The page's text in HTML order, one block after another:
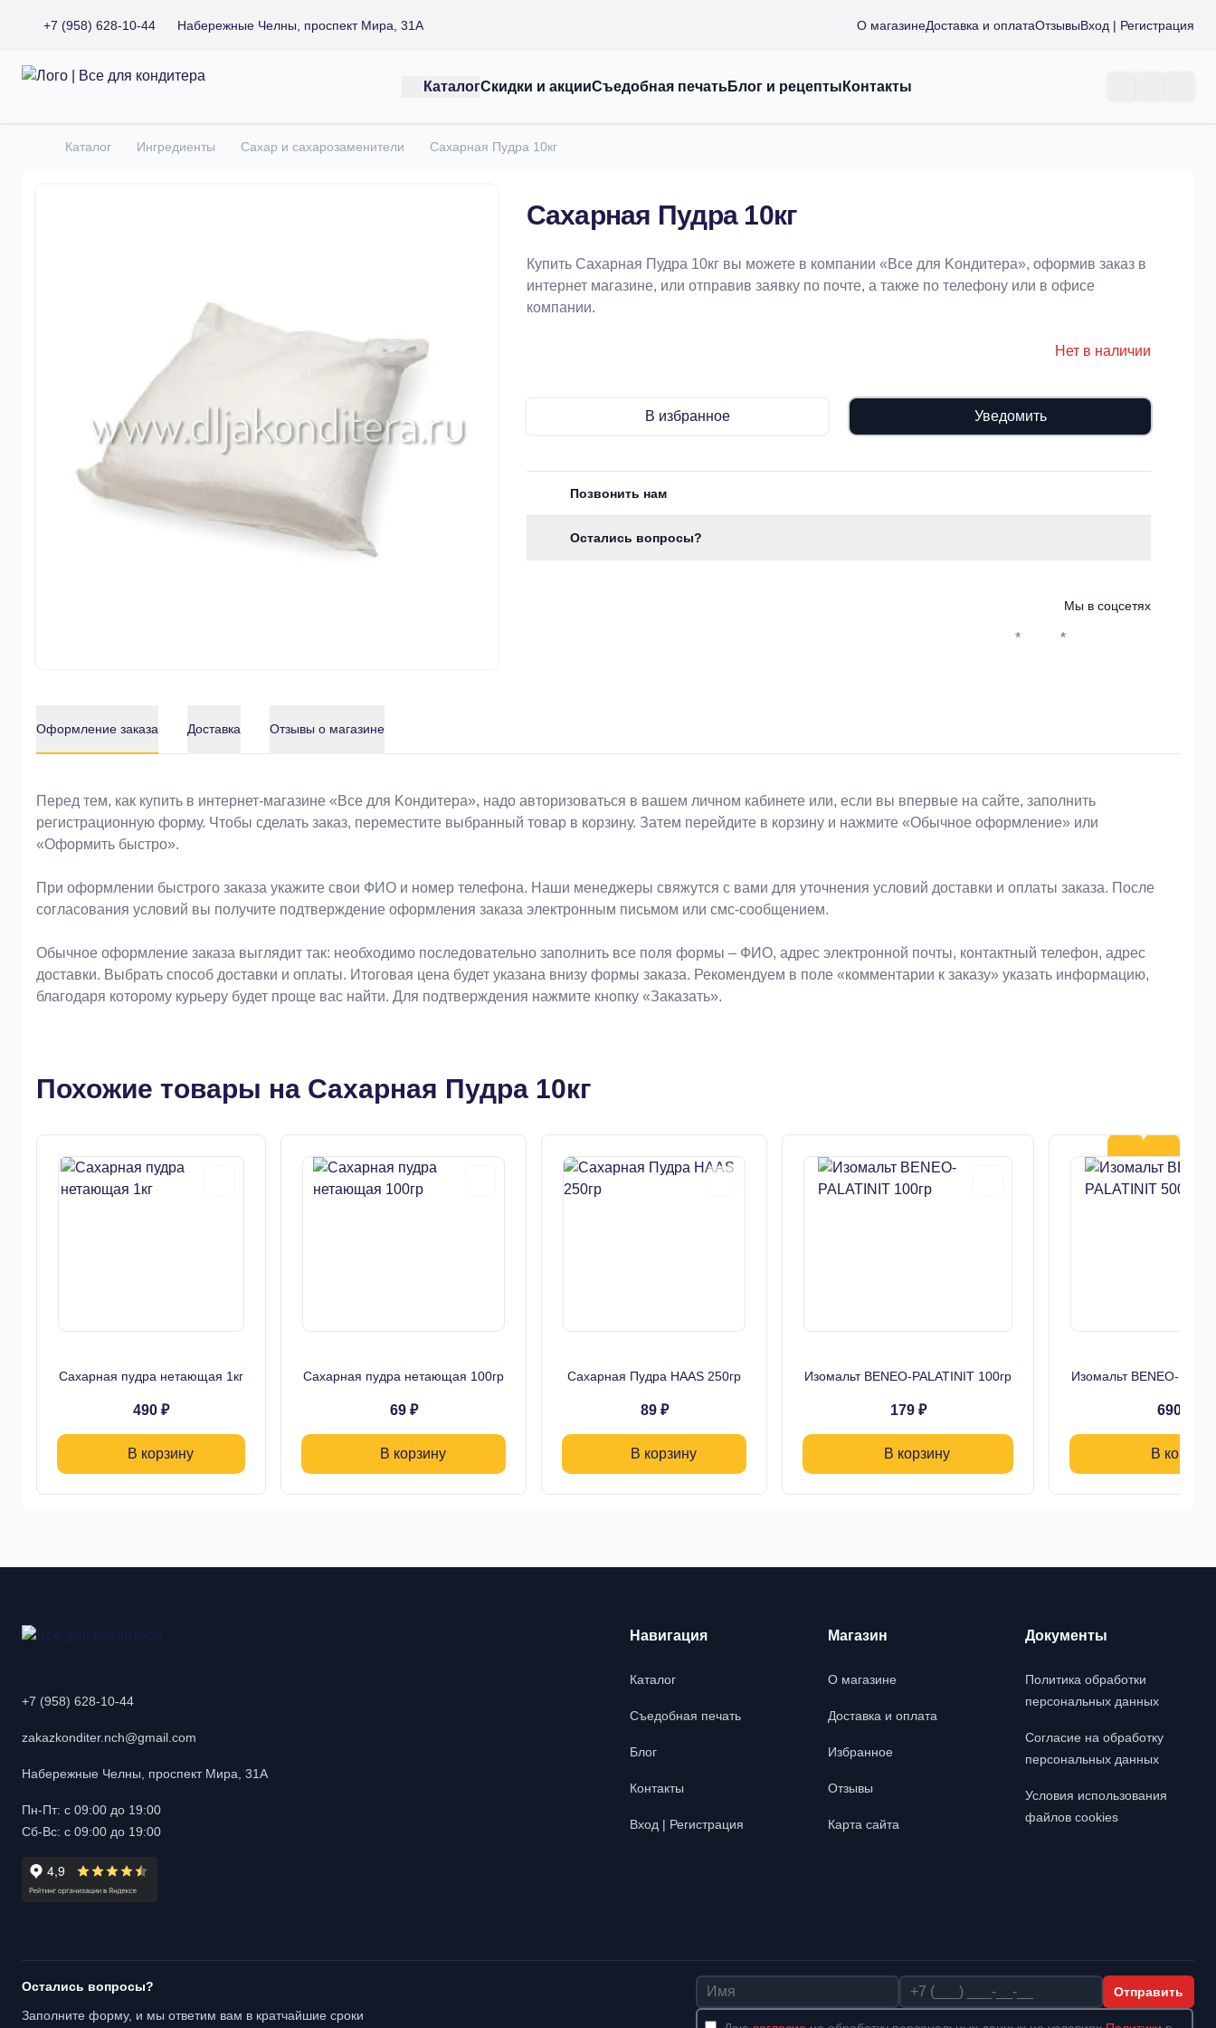
+7 (958) 628-10-44 Набережные Челны, проспект Мира, 31А О магазинеДоставка и оплатаОтзывыВход | Регистрация
Все для кондитера
КаталогСкидки и акцииСъедобная печатьБлог и рецепты Контакты
Главная
Каталог Ингредиенты Сахар и сахарозаменители Сахарная Пудра 10кг
Сахарная Пудра 10кг
Купить Сахарная Пудра 10кг вы можете в компании «Bce для Koндитeрa», оформив заказ в
интернет магазине, или отправив заявку по почте, а также по телефону или в офисе
компании.
Нет в наличии
В избранное Уведомить
Позвонить нам
Остались вопросы?
Мы в соцсетях
* *
Оформление заказа Доставка Отзывы о магазине
Оформление заказа
Перед тем, как купить в интернет-магазине «Bce для Koндитeрa», надо авторизоваться в вашем личном кабинете или, если вы впервые на сайте, заполнить
регистрационную форму. Чтобы сделать заказ, переместите выбранный товар в корзину. Затем перейдите в корзину и нажмите «Обычное оформление» или
«Оформить быстро».
При оформлении быстрого заказа укажите свои ФИО и номер телефона. Наши менеджеры свяжутся с вами для уточнения условий доставки и оплаты заказа. После
согласования условий вы получите подтверждение оформления заказа электронным письмом или смс-сообщением.
Обычное оформление заказа выглядит так: необходимо последовательно заполнить все поля формы – ФИО, адрес электронной почты, контактный телефон, адрес
доставки. Выбрать способ доставки и оплаты. Итоговая цена будет указана внизу формы заказа. Рекомендуем в поле «комментарии к заказу» указать информацию,
благодаря которому курьеру будет проще вас найти. Для подтверждения нажмите кнопку «Заказать».
Похожие товары на Сахарная Пудра 10кг
Сахарная пудра нетающая 1кг
490 ₽
В корзину
Сахарная пудра нетающая 100гр
69 ₽
В корзину
Сахарная Пудра HAAS 250гр
89 ₽
В корзину
Изомальт BENEO-PALATINIT 100гр
179 ₽
В корзину
Изомальт BENEO-
690 ₽
В корзину
+7 (958) 628-10-44
zakazkonditer.nch@gmail.com
Набережные Челны, проспект Мира, 31А
Пн-Пт: с 09:00 до 19:00
Сб-Вс: с 09:00 до 19:00
Навигация
Каталог
Съедобная печать
Блог
Контакты
Вход | Регистрация
Магазин
О магазине
Доставка и оплата
Избранное
Отзывы
Карта сайта
Документы
Политика обработки
персональных данных
Согласие на обработку
персональных данных
Условия использования
файлов cookies
Остались вопросы?
Заполните форму, и мы ответим вам в кратчайшие сроки
Имя Телефон Отправить